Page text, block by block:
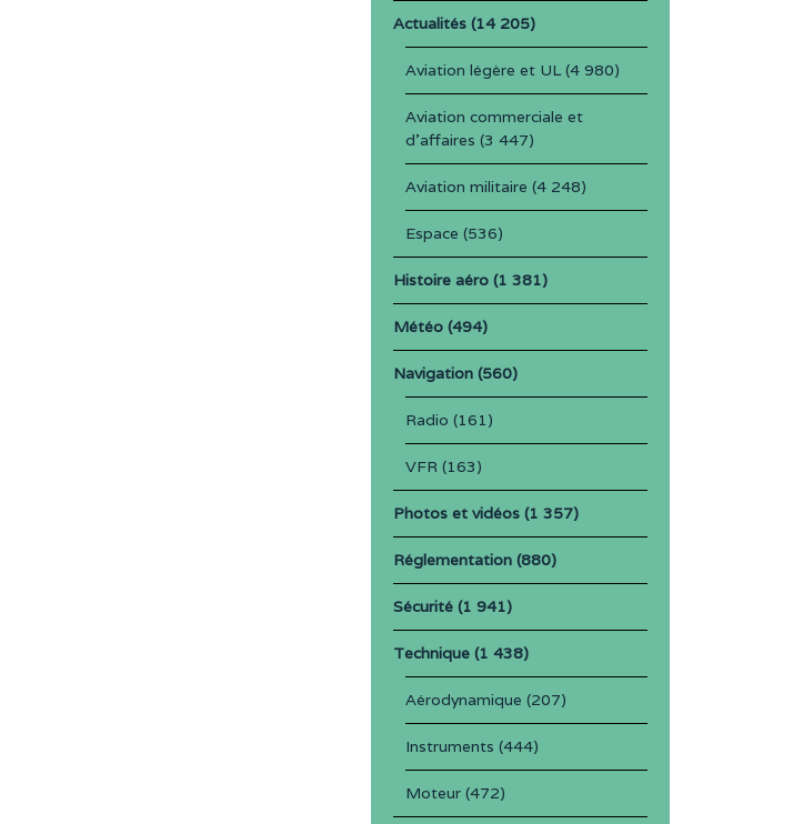
Actualités(14 205)
Aviation légère et UL(4 980)
Aviation commerciale et
d'affaires (3 447)
Aviation militaire (4 248)
Espace (536)
Histoire aéro(1 381)
Météo(494)
Navigation(560)
Radio (161)
VFR (163)
Photos et vidéos(1 357)
Réglementation(880)
Sécurité(1 941)
Technique(1 438)
Aérodynamique (207)
Instruments (444)
Moteur(472)